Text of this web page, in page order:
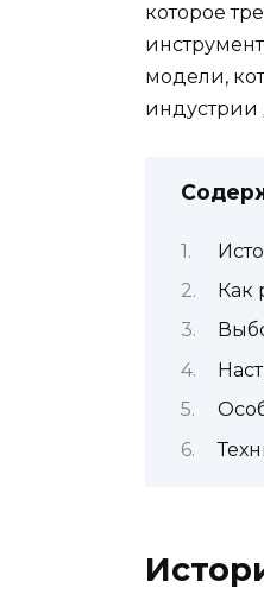
которое
модели,
индустрии
Как